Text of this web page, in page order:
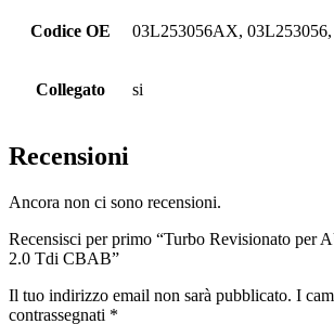
Codice OE 03L253056AX,
Collegato si
Recensioni
Ancora non ci sono recensioni.
Recensisci per primo “Turbo Revisionato per
2.0 Tdi CBAB”
Il tuo indirizzo email non sarà pubblicato. I
contrassegnati *